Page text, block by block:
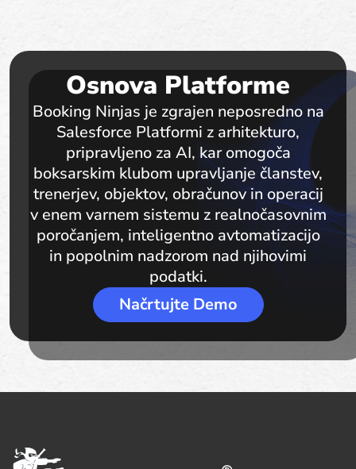
Osnova Platforme
Booking Ninjas je zgrajen neposredno na
Salesforce Platformi z arhitekturo,
pripravljeno za AI, kar omogoča
boksarskim klubom upravljanje članstev,
trenerjev, objektov, obračunov in operacij
v enem varnem sistemu z realnočasovnim
poročanjem, inteligentno avtomatizacijo
in popolnim nadzorom nad njihovimi
podatki.
Načrtujte Demo